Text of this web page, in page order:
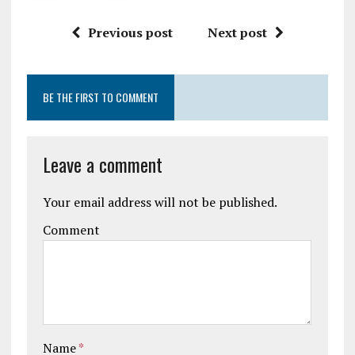
Previous post Next post
BE THE FIRST TO COMMENT
Leave a comment
Your email address will not be published.
Comment
Name*